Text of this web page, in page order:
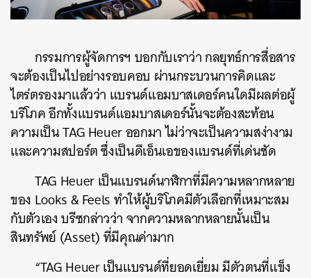
กรรมการผู้จัดการฯ บอกกับเราว่า กลยุทธ์การสื่อสาร
จะต้องเป็นไปอย่างรอบคอบ ผ่านกระบวนการคิดและ
ไตร่ตรองมาแล้วว่า แบรนด์แอมบาสเดอร์คนใดมีผลต่อผู้
บริโภค อีกทั้งแบรนด์แอมบาสเดอร์นั้นจะต้องสะท้อน
ความเป็น TAG Heuer ออกมา ไม่ว่าจะเป็นความสง่างาม
และความสปอร์ต ซึ่งเป็นดีเอ็นเอของแบรนด์ที่เด่นชัด
TAG Heuer เป็นแบรนด์นาฬิกาที่มีความหลากหลาย
ของ Looks & Feels ทำให้ผู้บริโภคมีตัวเลือกที่เหมาะสม
กับตัวเอง บรีซกล่าวว่า จากความหลากหลายนั้นเป็น
สินทรัพย์ (Asset) ที่มีคุณค่ามาก
“TAG Heuer เป็นแบรนด์ที่ยอดเยี่ยม มีตัวตนที่แข็ง